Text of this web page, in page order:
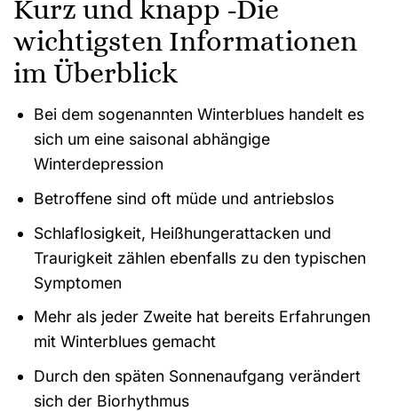
Kurz und knapp -Die
wichtigsten Informationen
im Überblick
Bei dem sogenannten Winterblues handelt es
sich um eine saisonal abhängige
Winterdepression
Betroffene sind oft müde und antriebslos
Schlaflosigkeit, Heißhungerattacken und
Traurigkeit zählen ebenfalls zu den typischen
Symptomen
Mehr als jeder Zweite hat bereits Erfahrungen
mit Winterblues gemacht
Durch den späten Sonnenaufgang verändert
sich der Biorhythmus